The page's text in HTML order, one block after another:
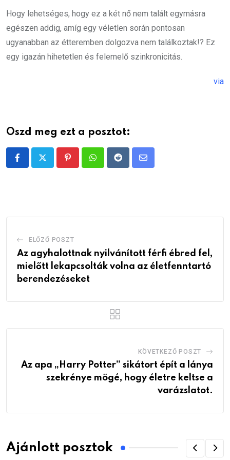
Hogy lehetséges, hogy ez a két nő nem talált egymásra
egészen addig, amíg egy véletlen során pontosan
ugyanabban az étteremben dolgozva nem találkoztak!? Ez
egy igazán hihetetlen és felemelő szinkronicitás.
via
Oszd meg ezt a posztot:
PinterestWhatsappRedditShare
ELŐZŐ POSZT
Az agyhalottnak nyilvánított férfi ébred fel,
mielőtt lekapcsolták volna az életfenntartó
berendezéseket
KÖVETKEZŐ POSZT
Az apa „Harry Potter” sikátort épít a lánya
szekrénye mögé, hogy életre keltse a
varázslatot.
Ajánlott posztok